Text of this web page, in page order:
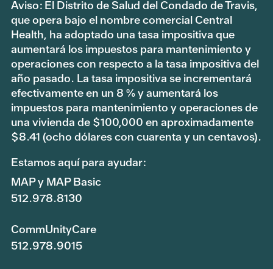
Aviso: El Distrito de Salud del Condado de Travis,
que opera bajo el nombre comercial Central
Health, ha adoptado una tasa impositiva que
aumentará los impuestos para mantenimiento y
operaciones con respecto a la tasa impositiva del
año pasado. La tasa impositiva se incrementará
efectivamente en un 8 % y aumentará los
impuestos para mantenimiento y operaciones de
una vivienda de $100,000 en aproximadamente
$8.41 (ocho dólares con cuarenta y un centavos).
Estamos aquí para ayudar:
MAP y MAP Basic
512.978.8130
CommUnityCare
512.978.9015